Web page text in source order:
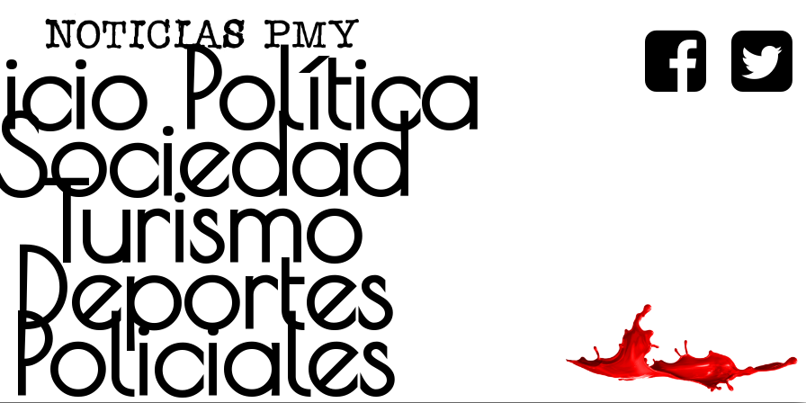
Política
Turismo
Deportes
Policiales